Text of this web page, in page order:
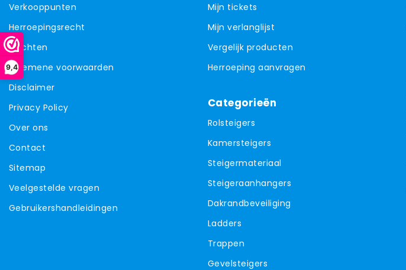
9,4
Verkooppunten
Herroepingsrecht
Klachten
Algemene voorwaarden
Disclaimer
Privacy Policy
Over ons
Contact
Sitemap
Veelgestelde vragen
Gebruikershandleidingen
Mijn tickets
Mijn verlanglijst
Vergelijk producten
Herroeping aanvragen
Categorieën
Rolsteigers
Kamersteigers
Steigermateriaal
Steigeraanhangers
Dakrandbeveiliging
Ladders
Trappen
Gevelsteigers